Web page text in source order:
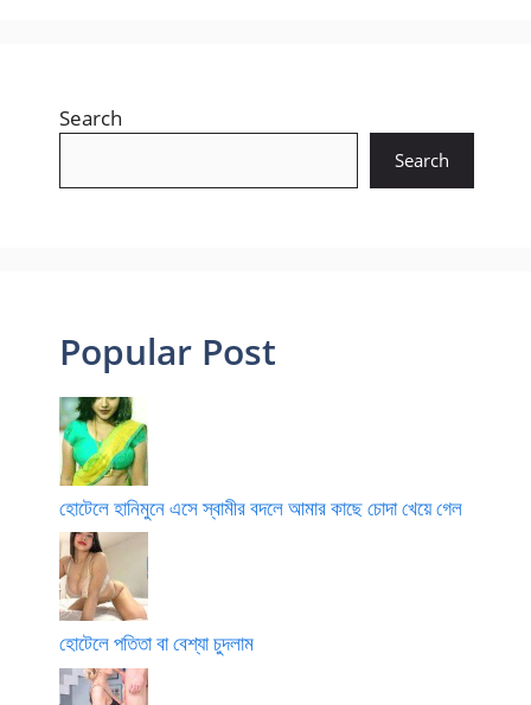
Search
Search
Popular Post
হোটেলে হানিমুনে এসে স্বামীর বদলে আমার কাছে চোদা খেয়ে গেল
হোটেলে পতিতা বা বেশ্যা চুদলাম